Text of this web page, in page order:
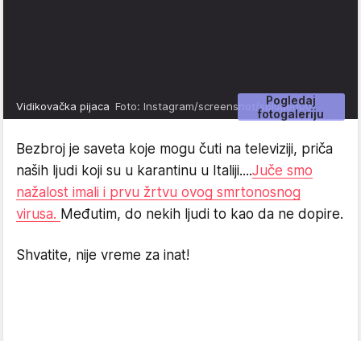
Pogledaj
fotogaleriju
Vidikovačka pijaca Foto: Instagram/screenshot/splugen001
Bezbroj je saveta koje mogu čuti na televiziji, priča
naših ljudi koji su u karantinu u Italiji....Juče smo
nažalost imali i prvu žrtvu ovog smrtonosnog
virusa. Međutim, do nekih ljudi to kao da ne dopire.
Shvatite, nije vreme za inat!